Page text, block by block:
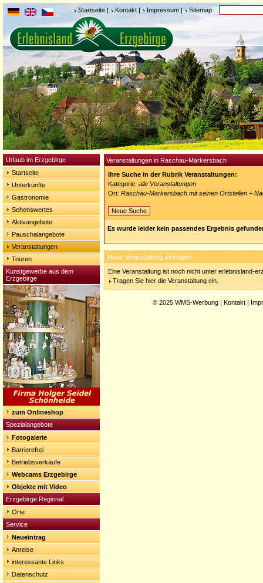
Startseite | Kontakt | Impressum| Sitemap
Urlaub im Erzgebirge
Startseite
Unterkünfte
Gastronomie
Sehenswertes
Aktivangebote
Pauschalangebote
Veranstaltungen
Touren
Kunstgewerbe aus dem
Erzgebirge
zum Onlineshop
Spezialangebote
Fotogalerie
Barrierefrei
Betriebsverkäufe
Webcams Erzgebirge
Objekte mit Video
Erzgebirge Regional
Orte
Service
Neueintrag
Anreise
interessante Links
Datenschutz
Veranstaltungen in Raschau-Markersbach
Ihre Suche in der Rubrik Veranstaltungen:
Kategorie: alle Veranstaltungen
Ort: Raschau-Markersbach mit seinen Ortsteilen +
Neue Suche
Es wurde leider kein passendes Ergebnis
Neue Veranstaltung eintragen
Eine Veranstaltung ist noch nicht unter erlebnisland-
Tragen Sie hier die Veranstaltung ein.
© 2025 WMS-Werbung | Kontakt |